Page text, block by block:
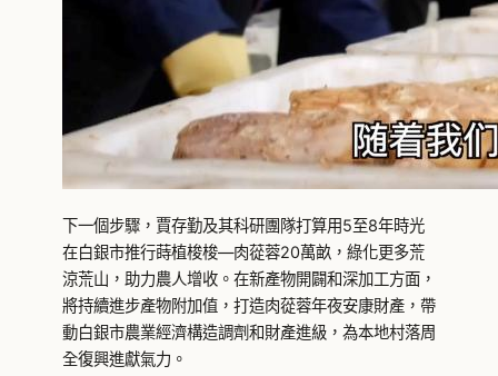
下一個步驟，賈存勤及其科研團隊打算用5至8年時光
在白銀市推行蒔植梭梭—肉蓯蓉20萬畝，綠化更多荒
涼荒山，助力農人增收。在新產物開闢和深加工方面，
將持續進步產物附加值，打造肉蓯蓉年夜安康財產，帶
動白銀市農業經濟構造調劑和財產進級，為本地村落周
全復興進獻氣力。